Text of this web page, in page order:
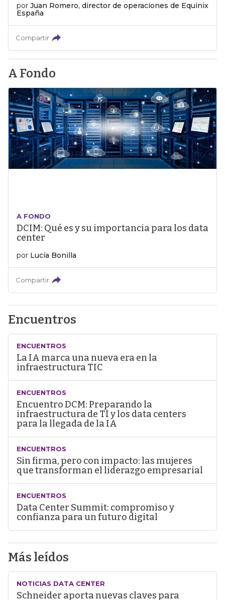
por Juan Romero, director de operaciones de Equinix
España
Compartir
A Fondo
A FONDO
DCIM: Qué es y su importancia para los data
center
por Lucía Bonilla
Compartir
Encuentros
ENCUENTROS
La IA marca una nueva era en la
infraestructura TIC
ENCUENTROS
Encuentro DCM: Preparando la
infraestructura de TI y los data centers
para la llegada de la IA
ENCUENTROS
Sin firma, pero con impacto: las mujeres
que transforman el liderazgo empresarial
ENCUENTROS
Data Center Summit: compromiso y
confianza para un futuro digital
Más leídos
NOTICIAS DATA CENTER
Schneider aporta nuevas claves para